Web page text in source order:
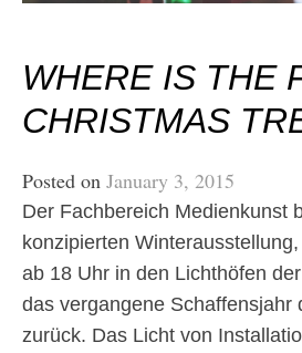
WHERE IS THE
CHRISTMAS
Posted on January 3, 2015
Der Fachbereich Medienkunst
konzipierten
ab 18 Uhr in den Lichthöfen
das vergangene Schaffensjahr
zurück. Das Licht von